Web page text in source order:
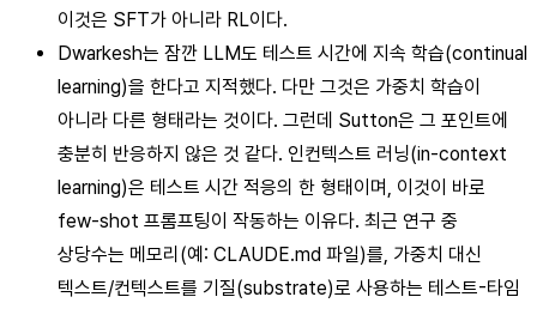
이것은 SFT가 아니라 RL이다.
Dwarkesh는 잠깐 LLM도 테스트 시간에 지속 학습(continual
learning)을 한다고 지적했다. 다만 그것은 가중치 학습이
아니라 다른 형태라는 것이다. 그런데 Sutton은 그 포인트에
충분히 반응하지 않은 것 같다. 인컨텍스트 러닝(in-context
learning)은 테스트 시간 적응의 한 형태이며, 이것이 바로
few-shot 프롬프팅이 작동하는 이유다. 최근 연구 중
상당수는 메모리(예: CLAUDE.md 파일)를, 가중치 대신
텍스트/컨텍스트를 기질(substrate)로 사용하는 테스트-타임